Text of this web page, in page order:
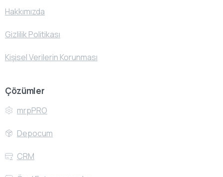
Hakkımızda
Gizlilik Politikası
Kişisel Verilerin Korunması
Çözümler
mrpPRO
Depocum
CRM